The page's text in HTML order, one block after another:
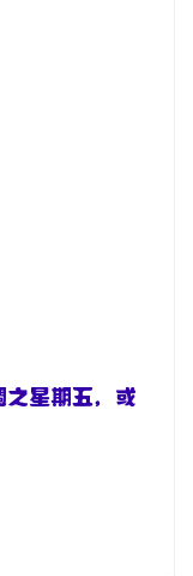
星期五，或